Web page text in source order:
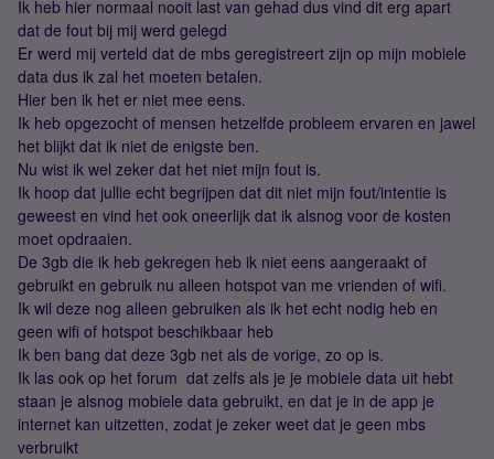
Ik heb hier normaal nooit last van gehad dus vind dit erg apart
dat de fout bij mij werd gelegd
Er werd mij verteld dat de mbs geregistreert zijn op mijn mobiele
data dus ik zal het moeten betalen.
Hier ben ik het er niet mee eens.
Ik heb opgezocht of mensen hetzelfde probleem ervaren en jawel
het blijkt dat ik niet de enigste ben.
Nu wist ik wel zeker dat het niet mijn fout is.
Ik hoop dat jullie echt begrijpen dat dit niet mijn fout/intentie is
geweest en vind het ook oneerlijk dat ik alsnog voor de kosten
moet opdraaien.
De 3gb die ik heb gekregen heb ik niet eens aangeraakt of
gebruikt en gebruik nu alleen hotspot van me vrienden of wifi.
Ik wil deze nog alleen gebruiken als ik het echt nodig heb en
geen wifi of hotspot beschikbaar heb
Ik ben bang dat deze 3gb net als de vorige, zo op is.
Ik las ook op het forum dat zelfs als je je mobiele data uit hebt
staan je alsnog mobiele data gebruikt, en dat je in de app je
internet kan uitzetten, zodat je zeker weet dat je geen mbs
verbruikt